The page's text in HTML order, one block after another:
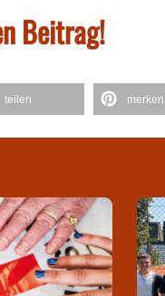
Beitrag!
teilen merken